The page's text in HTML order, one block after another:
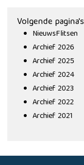
Volgende pagina's
NieuwsFlitsen
Archief 2026
Archief 2025
Archief 2024
Archief 2023
Archief 2022
Archief 2021